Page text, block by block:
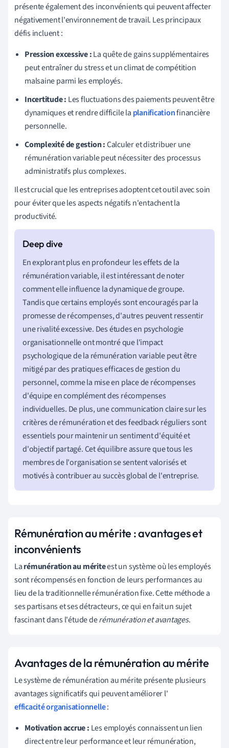
présente également des inconvénients qui peuvent affecter
négativement l'environnement de travail. Les principaux
défis incluent :
Pression excessive :La quête de gains supplémentaires
peut entraîner du stress et un climat de compétition
malsaine parmi les employés.
Incertitude : Les fluctuations des paiements peuvent être
dynamiques et rendre difficile la planificationfinancière
personnelle.
Complexité de gestion :Calculer et distribuer une
rémunération variable peut nécessiter des processus
administratifs plus complexes.
Il est crucial que les entreprises adoptent cet outil avec soin
pour éviter que les aspects négatifs n'entachent la
productivité.
En explorant plus en profondeur les effets de la
rémunération variable, il est intéressant de noter
comment elle influence la dynamique de groupe.
Tandis que certains employés sont encouragés par la
promesse de récompenses, d'autres peuvent ressentir
une rivalité excessive. Des études en psychologie
organisationnelle ont montré que l'impact
psychologique de la rémunération variable peut être
mitigé par des pratiques efficaces de gestion du
personnel, comme la mise en place de récompenses
d'équipe en complément des récompenses
individuelles. De plus, une communication claire sur les
critères de rémunération et des feedback réguliers sont
essentiels pour maintenir un sentiment d'équité et
d'objectif partagé. Cet équilibre assure que tous les
membres de l'organisation se sentent valorisés et
motivés à contribuer au succès global de l'entreprise.
Rémunération au mérite : avantages et
inconvénients
Larémunération au mériteest un système où les employés
sont récompensés en fonction de leurs performances au
lieu de la traditionnelle rémunération fixe. Cette méthode a
ses partisans et ses détracteurs, ce qui en fait un sujet
fascinant dans l'étude derémunération et avantages.
Avantages de la rémunération au mérite
Le système de rémunération au mérite présente plusieurs
avantages significatifs qui peuvent améliorer l'
efficacité organisationnelle:
Motivation accrue : Les employés connaissent un lien
direct entre leur performance et leur rémunération,